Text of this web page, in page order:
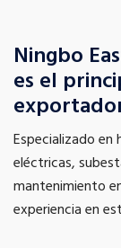
Ningbo
es el
Especializado en
eléctricas,
mantenimiento
experiencia en